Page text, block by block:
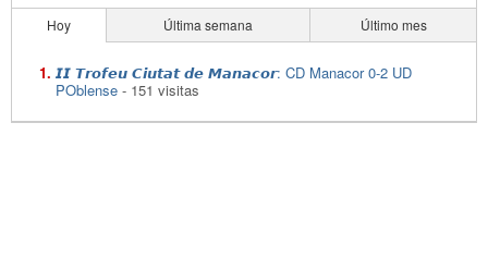
Hoy Última semana Último mes
𝙄𝙄 𝙏𝙧𝙤𝙛𝙚𝙪 𝘾𝙞𝙪𝙩𝙖𝙩 𝙙𝙚 𝙈𝙖𝙣𝙖𝙘𝙤𝙧: CD Manacor 0-2 UD
POblense - 151 visitas